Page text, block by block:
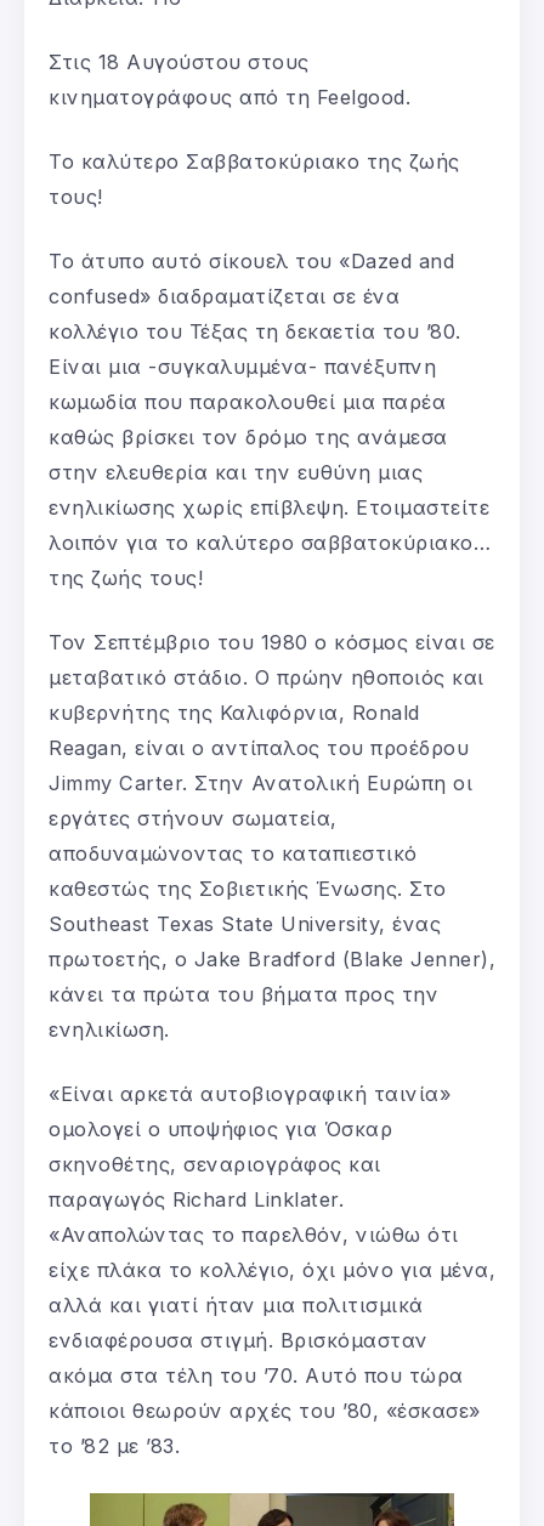
Στις 18 Αυγούστου στους
κινηματογράφους από τη Feelgood.
Το καλύτερο Σαββατοκύριακο της ζωής
τους!
Το άτυπο αυτό σίκουελ του «Dazed and
confused» διαδραματίζεται σε ένα
κολλέγιο του Τέξας τη δεκαετία του ’80.
Είναι μια -συγκαλυμμένα- πανέξυπνη
κωμωδία που παρακολουθεί μια παρέα
καθώς βρίσκει τον δρόμο της ανάμεσα
στην ελευθερία και την ευθύνη μιας
ενηλικίωσης χωρίς επίβλεψη. Ετοιμαστείτε
λοιπόν για το καλύτερο σαββατοκύριακο…
της ζωής τους!
Τον Σεπτέμβριο του 1980 ο κόσμος είναι σε
μεταβατικό στάδιο. Ο πρώην ηθοποιός και
κυβερνήτης της Καλιφόρνια, Ronald
Reagan, είναι ο αντίπαλος του προέδρου
Jimmy Carter. Στην Ανατολική Ευρώπη οι
εργάτες στήνουν σωματεία,
αποδυναμώνοντας το καταπιεστικό
καθεστώς της Σοβιετικής Ένωσης. Στο
Southeast Texas State University, ένας
πρωτοετής, ο Jake Bradford (Blake Jenner),
κάνει τα πρώτα του βήματα προς την
ενηλικίωση.
«Είναι αρκετά αυτοβιογραφική ταινία»
ομολογεί ο υποψήφιος για Όσκαρ
σκηνοθέτης, σεναριογράφος και
παραγωγός Richard Linklater.
«Αναπολώντας το παρελθόν, νιώθω ότι
είχε πλάκα το κολλέγιο, όχι μόνο για μένα,
αλλά και γιατί ήταν μια πολιτισμικά
ενδιαφέρουσα στιγμή. Βρισκόμασταν
ακόμα στα τέλη του ’70. Αυτό που τώρα
κάποιοι θεωρούν αρχές του ’80, «έσκασε»
το ’82 με ’83.